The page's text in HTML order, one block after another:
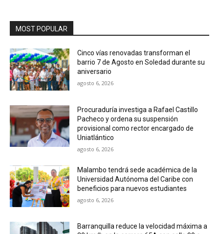
MOST POPULAR
Cinco vías renovadas transforman el
barrio 7 de Agosto en Soledad durante su
aniversario
agosto 6, 2026
Procuraduría investiga a Rafael Castillo
Pacheco y ordena su suspensión
provisional como rector encargado de
Uniatlántico
agosto 6, 2026
Malambo tendrá sede académica de la
Universidad Autónoma del Caribe con
beneficios para nuevos estudiantes
agosto 6, 2026
Barranquilla reduce la velocidad máxima a